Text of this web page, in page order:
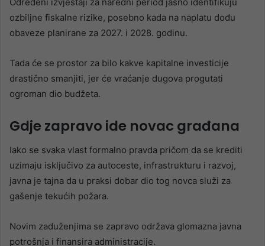
ozbiljne fiskalne rizike, posebno kada na naplatu dođu
obaveze planirane za 2027. i 2028. godinu.
Tada će se prostor za bilo kakve kapitalne investicije
drastično smanjiti, jer će vraćanje dugova progutati
ogroman dio budžeta.
Gdje zapravo ide novac građana
Iako se svaka vlast formalno pravda pričom da se krediti
uzimaju isključivo za autoceste, infrastrukturu i razvoj,
javna je tajna da u praksi dobar dio tog novca služi za
gašenje tekućih požara.
Novim zaduženjima se zapravo održava glomazna javna
potrošnja i finansira administracije.